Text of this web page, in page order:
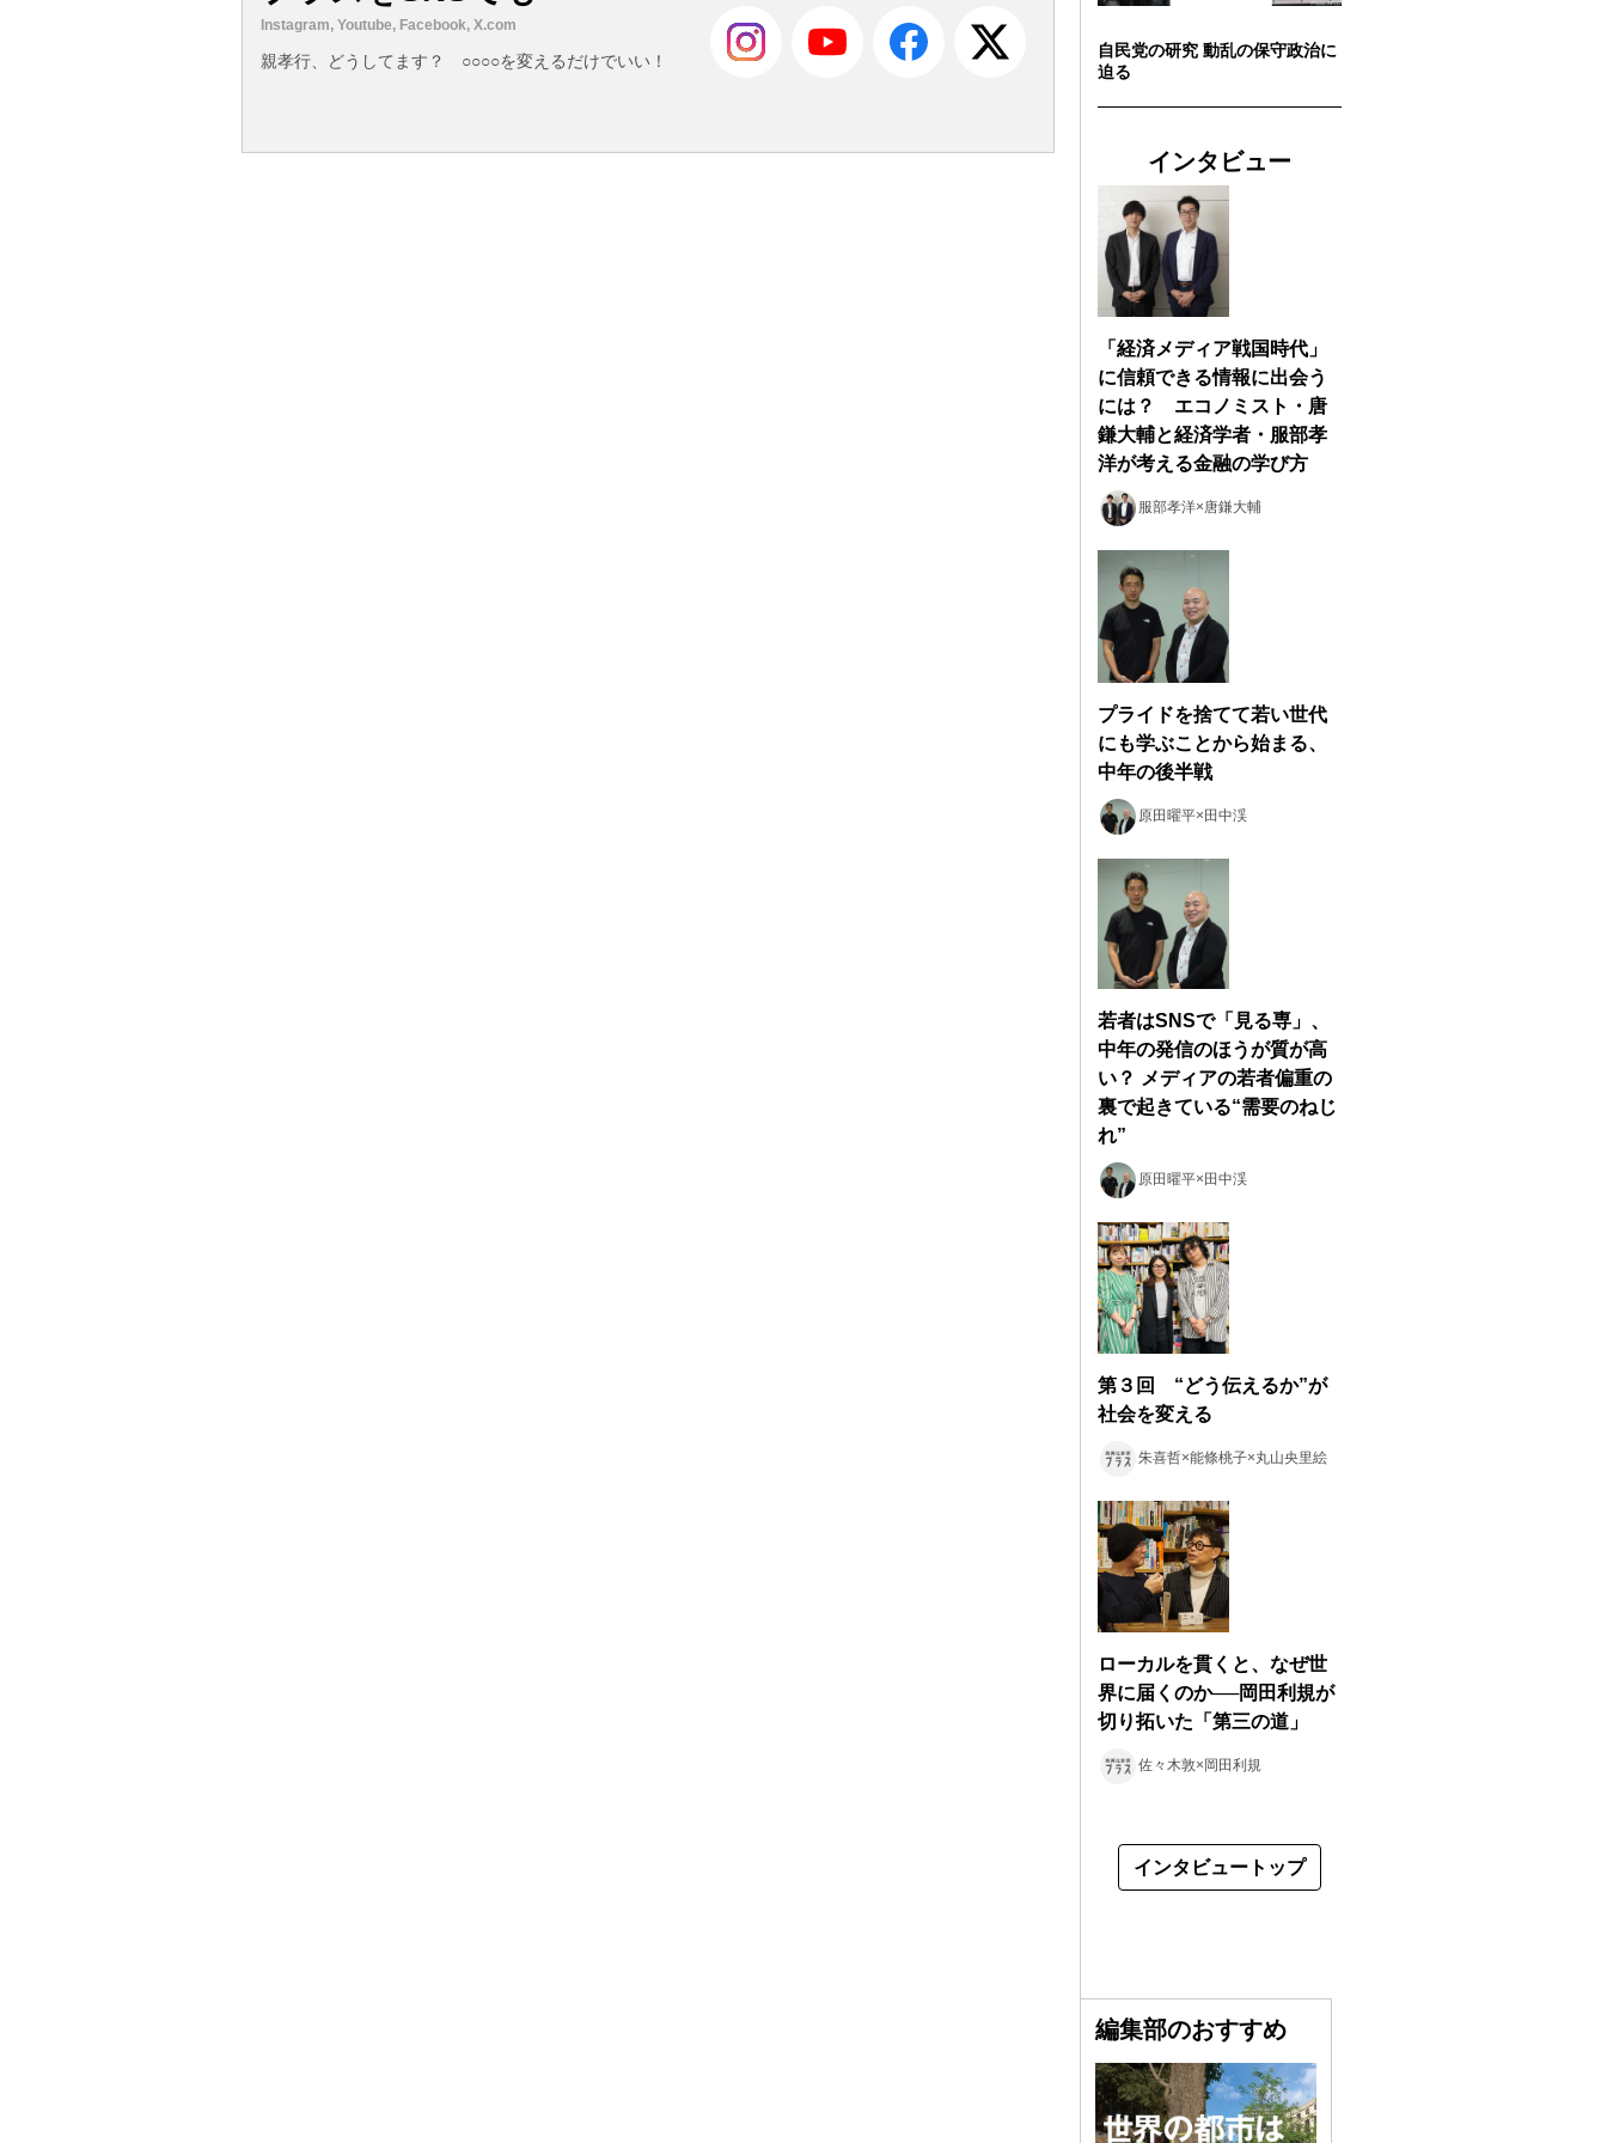
Instagram, Youtube, Facebook, X.com
親孝行、どうしてます？ ○○○○を変えるだけでいい！
自民党の研究 動乱の保守政治に
迫る
インタビュー
「経済メディア戦国時代」
に信頼できる情報に出会う
には？ エコノミスト・唐
鎌大輔と経済学者・服部孝
洋が考える金融の学び方
服部孝洋×唐鎌大輔
プライドを捨てて若い世代
にも学ぶことから始まる、
中年の後半戦
原田曜平×田中渓
若者はSNSで「見る専」、
中年の発信のほうが質が高
い？ メディアの若者偏重の
裏で起きている“需要のねじ
れ”
原田曜平×田中渓
第３回 “どう伝えるか”が
社会を変える
朱喜哲×能條桃子×丸山央里絵
ローカルを貫くと、なぜ世
界に届くのか──岡田利規が
切り拓いた「第三の道」
佐々木敦×岡田利規
インタビュートップ
編集部のおすすめ